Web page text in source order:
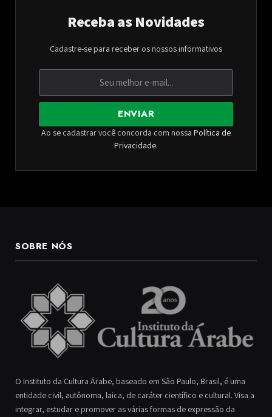
Receba as Novidades
Cadastre-se para receber os nossos informativos
ENVIAR
Ao se cadastrar você concorda com nossa Política de
Privacidade.
SOBRE NÓS
O Instituto da Cultura Árabe, baseado em São Paulo, Brasil, é uma
entidade civil, autônoma, laica, de caráter científico e cultural. Visa a
integrar, estudar e promover as várias formas de expressão da